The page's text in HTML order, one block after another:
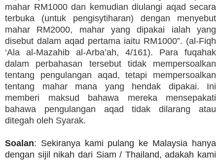
mahar RM1000 dan kemudian diulangi aqad secara
terbuka (untuk pengisytiharan) dengan menyebut
mahar RM2000, mahar yang dipakai ialah yang
disebut dalam aqad pertama iaitu RM1000”. (al-Fiqh
‘Ala al-Mazahib al-Arba’ah, 4/161). Para fuqahak
dalam perbahasan tersebut tidak mempersoalkan
tentang pengulangan aqad, tetapi mempersoalkan
tentang mahar mana yang hendak dipakai. Ini
memberi maksud bahawa mereka mensepakati
bahawa pengulangan aqad tidak dilarang atau
ditegah oleh Syarak.
Soalan: Sekiranya kami pulang ke Malaysia hanya
dengan sijil nikah dari Siam / Thailand, adakah kami